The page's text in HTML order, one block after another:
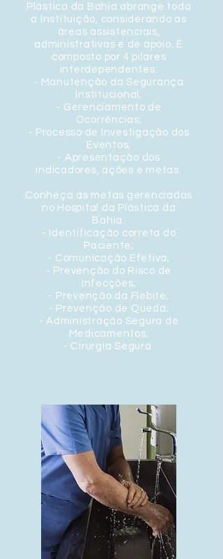
Plástica da Bahia abrange toda
a Instituição, considerando as
áreas assistenciais,
administrativas e de apoio. É
composto por 4 pilares
interdependentes:
- Manutenção da Segurança
Institucional;
- Gerenciamento de
Ocorrências;
- Processo de Investigação dos
Eventos;
- Apresentação dos
indicadores, ações e metas.
Conheça as metas gerenciadas
no Hospital da Plástica da
Bahia:
- Identificação correta do
Paciente;
- Comunicação Efetiva;
- Prevenção do Risco de
Infecções;
- Prevenção da Flebite;
- Prevenção de Queda;
- Administração Segura de
Medicamentos;
- Cirurgia Segura.